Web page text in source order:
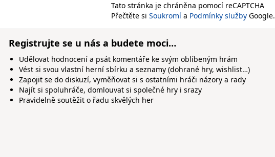
Tato stránka je chráněna pomocí reCAPTCHA
Přečtěte si Soukromí a Podmínky služby Google.
Registrujte se u nás a budete moci…
Udělovat hodnocení a psát komentáře ke svým oblíbeným hrám
Vést si svou vlastní herní sbírku a seznamy (dohrané hry, wishlist…)
Zapojit se do diskuzí, vyměňovat si s ostatními hráči názory a rady
Najít si spoluhráče, domlouvat si společné hry i srazy
Pravidelně soutěžit o řadu skvělých her